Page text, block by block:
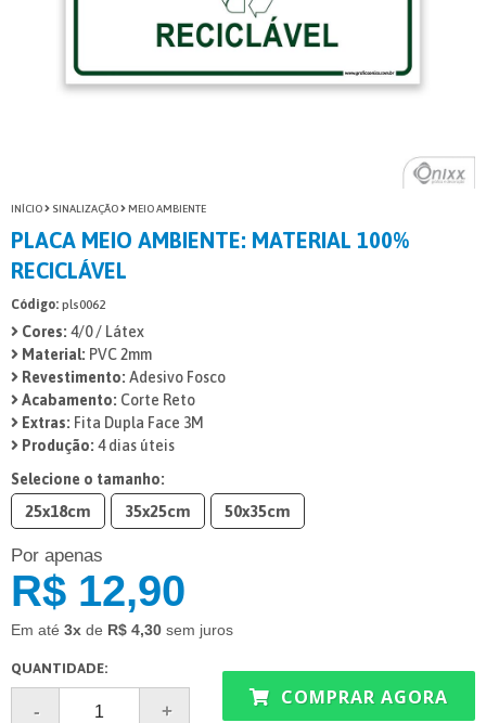
INÍCIO SINALIZAÇÃO MEIO AMBIENTE
PLACA MEIO AMBIENTE: MATERIAL 100%
RECICLÁVEL
Código: pls0062
Cores: 4/0 / Látex
Material: PVC 2mm
Revestimento: Adesivo Fosco
Acabamento: Corte Reto
Extras: Fita Dupla Face 3M
Produção: 4 dias úteis
Selecione o tamanho:
25x18cm 35x25cm 50x35cm
Por apenas
R$ 12,90
Em até 3x de R$ 4,30 sem juros
QUANTIDADE:
COMPRAR AGORA